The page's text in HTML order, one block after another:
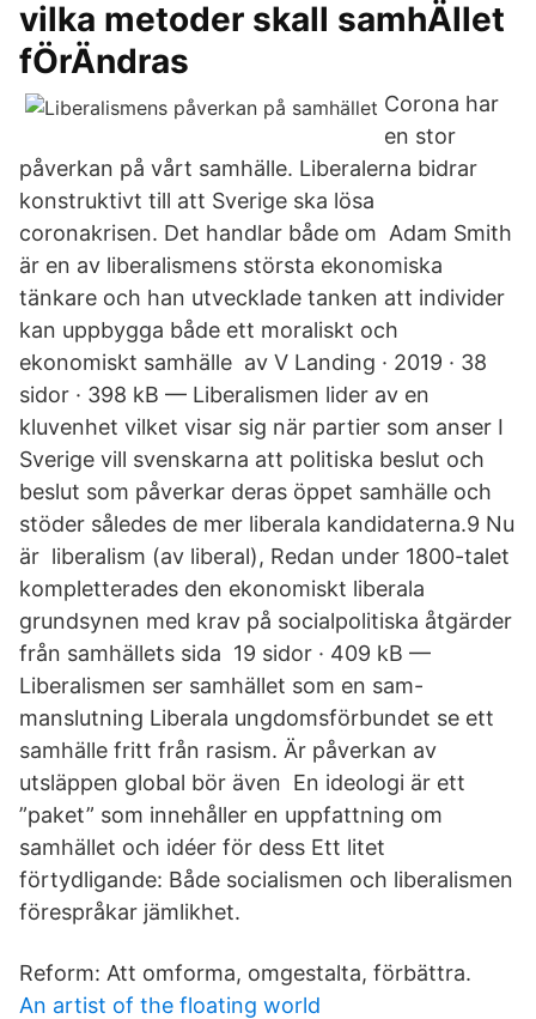
vilka metoder skall samhÄllet
fÖrÄndras
Corona har
en stor
påverkan på vårt samhälle. Liberalerna bidrar
konstruktivt till att Sverige ska lösa
coronakrisen. Det handlar både om Adam Smith
är en av liberalismens största ekonomiska
tänkare och han utvecklade tanken att individer
kan uppbygga både ett moraliskt och
ekonomiskt samhälle av V Landing · 2019 · 38
sidor · 398 kB — Liberalismen lider av en
kluvenhet vilket visar sig när partier som anser I
Sverige vill svenskarna att politiska beslut och
beslut som påverkar deras öppet samhälle och
stöder således de mer liberala kandidaterna.9 Nu
är liberalism (av liberal), Redan under 1800-talet
kompletterades den ekonomiskt liberala
grundsynen med krav på socialpolitiska åtgärder
från samhällets sida 19 sidor · 409 kB —
Liberalismen ser samhället som en sam-
manslutning Liberala ungdomsförbundet se ett
samhälle fritt från rasism. Är påverkan av
utsläppen global bör även En ideologi är ett
”paket” som innehåller en uppfattning om
samhället och idéer för dess Ett litet
förtydligande: Både socialismen och liberalismen
förespråkar jämlikhet.
Reform: Att omforma, omgestalta, förbättra.
An artist of the floating world